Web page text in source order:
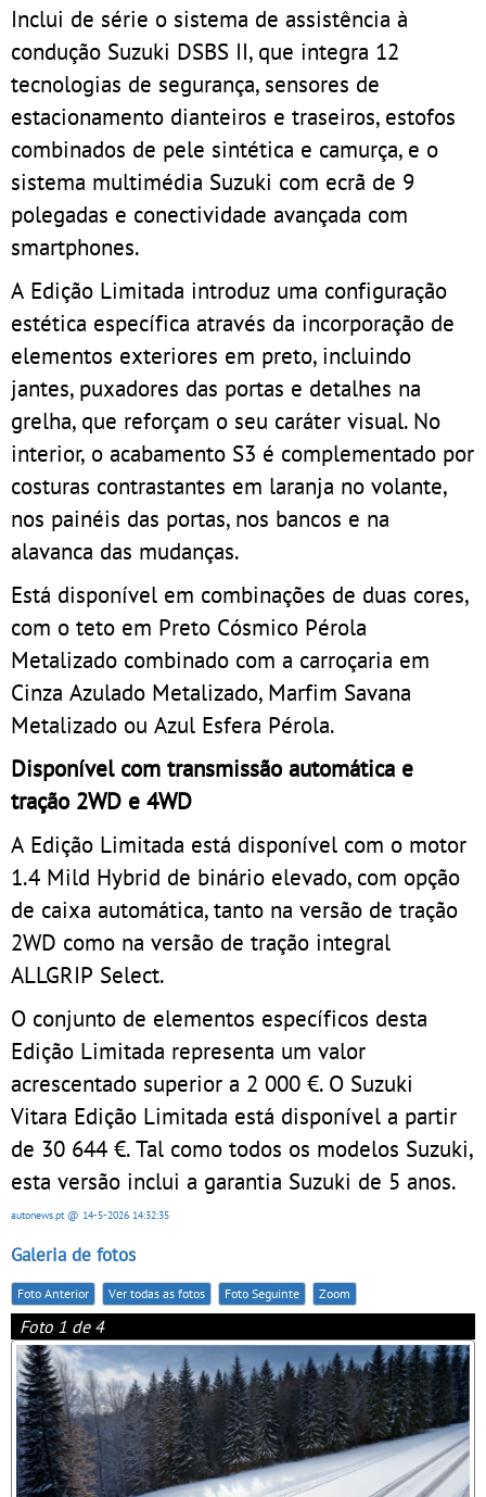
Inclui de série o sistema de assistência à
condução Suzuki DSBS II, que integra 12
tecnologias de segurança, sensores de
estacionamento dianteiros e traseiros, estofos
combinados de pele sintética e camurça, e o
sistema multimédia Suzuki com ecrã de 9
polegadas e conectividade avançada com
smartphones.
A Edição Limitada introduz uma configuração
estética específica através da incorporação de
elementos exteriores em preto, incluindo
jantes, puxadores das portas e detalhes na
grelha, que reforçam o seu caráter visual. No
interior, o acabamento S3 é complementado por
costuras contrastantes em laranja no volante,
nos painéis das portas, nos bancos e na
alavanca das mudanças.
Está disponível em combinações de duas cores,
com o teto em Preto Cósmico Pérola
Metalizado combinado com a carroçaria em
Cinza Azulado Metalizado, Marfim Savana
Metalizado ou Azul Esfera Pérola.
Disponível com transmissão automática e
tração 2WD e 4WD
A Edição Limitada está disponível com o motor
1.4 Mild Hybrid de binário elevado, com opção
de caixa automática, tanto na versão de tração
2WD como na versão de tração integral
ALLGRIP Select.
O conjunto de elementos específicos desta
Edição Limitada representa um valor
acrescentado superior a 2 000 €. O Suzuki
Vitara Edição Limitada está disponível a partir
de 30 644 €. Tal como todos os modelos Suzuki,
esta versão inclui a garantia Suzuki de 5 anos.
autonews.pt @ 14-5-2026 14:32:35
Galeria de fotos
Foto Anterior Ver todas as fotos Foto Seguinte Zoom
Foto 1 de 4